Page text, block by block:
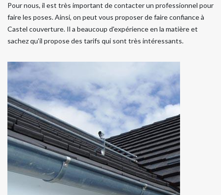
Pour nous, il est très important de contacter un professionnel pour
faire les poses. Ainsi, on peut vous proposer de faire confiance à
Castel couverture. Il a beaucoup d'expérience en la matière et
sachez qu'il propose des tarifs qui sont très intéressants.